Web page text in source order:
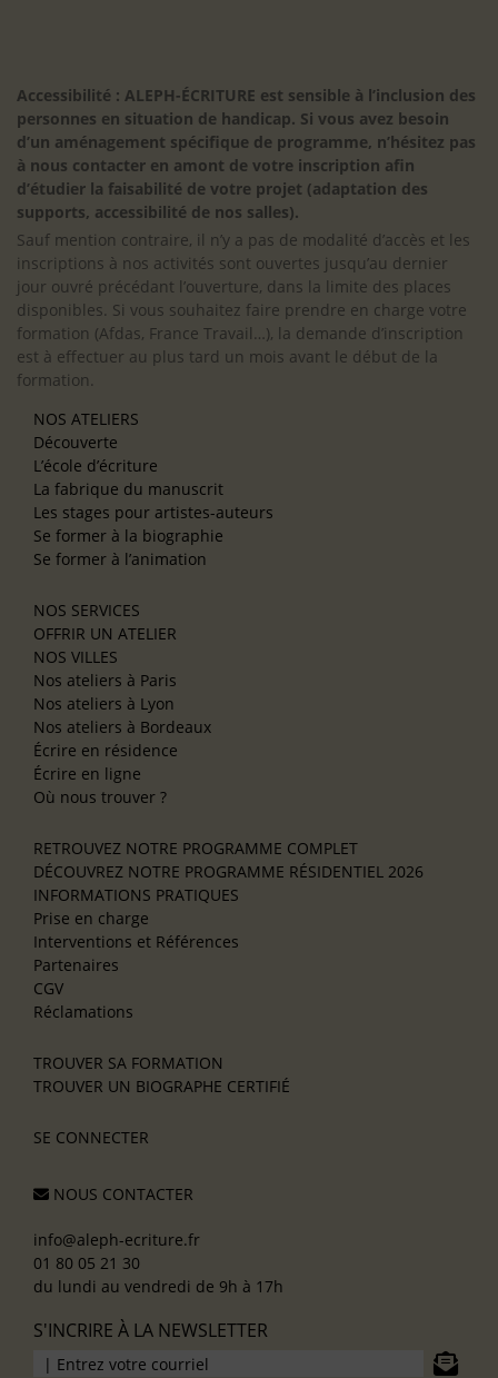
Accessibilité : ALEPH-ÉCRITURE est sensible à l’inclusion des
personnes en situation de handicap. Si vous avez besoin
d’un aménagement spécifique de programme, n’hésitez pas
à nous contacter en amont de votre inscription afin
d’étudier la faisabilité de votre projet (adaptation des
supports, accessibilité de nos salles).
Sauf mention contraire, il n’y a pas de modalité d’accès et les
inscriptions à nos activités sont ouvertes jusqu’au dernier
jour ouvré précédant l’ouverture, dans la limite des places
disponibles. Si vous souhaitez faire prendre en charge votre
formation (Afdas, France Travail…), la demande d’inscription
est à effectuer au plus tard un mois avant le début de la
formation.
NOS ATELIERS
Découverte
L’école d’écriture
La fabrique du manuscrit
Les stages pour artistes-auteurs
Se former à la biographie
Se former à l’animation
NOS SERVICES
OFFRIR UN ATELIER
NOS VILLES
Nos ateliers à Paris
Nos ateliers à Lyon
Nos ateliers à Bordeaux
Écrire en résidence
Écrire en ligne
Où nous trouver ?
RETROUVEZ NOTRE PROGRAMME COMPLET
DÉCOUVREZ NOTRE PROGRAMME RÉSIDENTIEL 2026
INFORMATIONS PRATIQUES
Prise en charge
Interventions et Références
Partenaires
CGV
Réclamations
TROUVER SA FORMATION
TROUVER UN BIOGRAPHE CERTIFIÉ
SE CONNECTER
NOUS CONTACTER
info@aleph-ecriture.fr
01 80 05 21 30
du lundi au vendredi de 9h à 17h
S'INCRIRE À LA NEWSLETTER